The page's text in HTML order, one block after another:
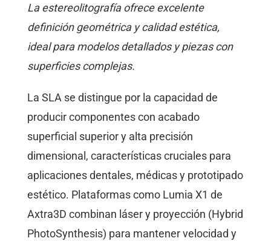
La estereolitografía ofrece excelente
definición geométrica y calidad estética,
ideal para modelos detallados y piezas con
superficies complejas.
La SLA se distingue por la capacidad de
producir componentes con acabado
superficial superior y alta precisión
dimensional, características cruciales para
aplicaciones dentales, médicas y prototipado
estético. Plataformas como Lumia X1 de
Axtra3D combinan láser y proyección (Hybrid
PhotoSynthesis) para mantener velocidad y